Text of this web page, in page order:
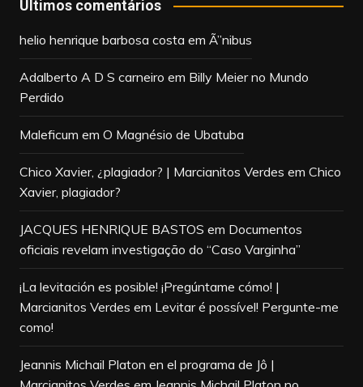
Últimos comentários
helio henrique barbosa costa em Ã”nibus
Adalberto A D S carneiro em Billy Meier no Mundo
Perdido
Maleficum em O Magnésio de Ubatuba
Chico Xavier, ¿plagiador? | Marcianitos Verdes em Chico
Xavier, plagiador?
JACQUES HENRIQUE BASTOS em Documentos
oficiais revelam investigação do “Caso Varginha”
¡La levitación es posible! ¡Pregúntame cómo! |
Marcianitos Verdes em Levitar é possível! Pergunte-me
como!
Jeannis Michail Platon en el programa de Jô |